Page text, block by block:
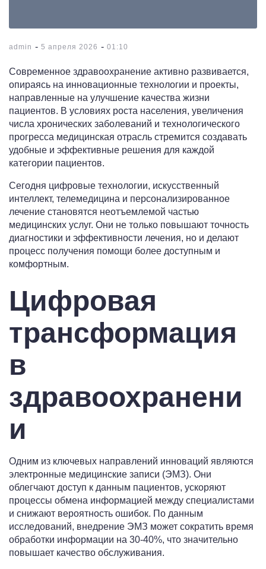
admin - 5 апреля 2026 - 01:10
Современное здравоохранение активно развивается,
опираясь на инновационные технологии и проекты,
направленные на улучшение качества жизни
пациентов. В условиях роста населения, увеличения
числа хронических заболеваний и технологического
прогресса медицинская отрасль стремится создавать
удобные и эффективные решения для каждой
категории пациентов.
Сегодня цифровые технологии, искусственный
интеллект, телемедицина и персонализированное
лечение становятся неотъемлемой частью
медицинских услуг. Они не только повышают точность
диагностики и эффективности лечения, но и делают
процесс получения помощи более доступным и
комфортным.
Цифровая
трансформация
в
здравоохранени
и
Одним из ключевых направлений инноваций являются
электронные медицинские записи (ЭМЗ). Они
облегчают доступ к данным пациентов, ускоряют
процессы обмена информацией между специалистами
и снижают вероятность ошибок. По данным
исследований, внедрение ЭМЗ может сократить время
обработки информации на 30-40%, что значительно
повышает качество обслуживания.